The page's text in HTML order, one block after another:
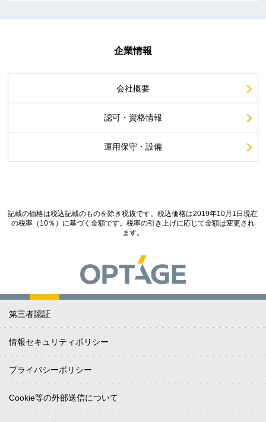
企業情報
会社概要
認可・資格情報
運用保守・設備
記載の価格は税込記載のものを除き税抜です。税込価格は2019年10月1日現在
の税率（10％）に基づく金額です。税率の引き上げに応じて金額は変更され
ます。
第三者認証
情報セキュリティポリシー
プライバシーポリシー
Cookie等の外部送信について